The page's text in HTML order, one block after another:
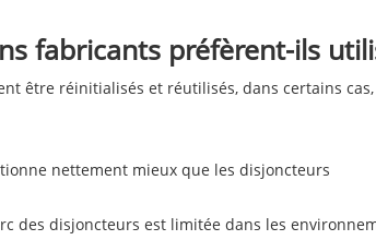
fabricants préfèrent-ils
être réinitialisés et réutilisés, dans certains
nettement mieux que les disjoncteurs
des disjoncteurs est limitée dans les